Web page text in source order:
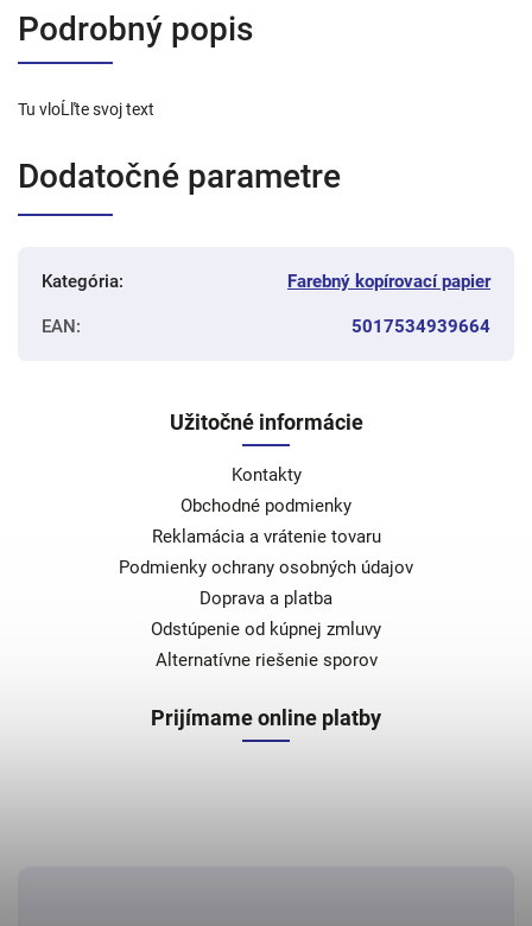
Podrobný popis
Tu vloĹľte svoj text
Dodatočné parametre
Kategória: Farebný kopírovací papier
EAN: 5017534939664
Užitočné informácie
Kontakty
Obchodné podmienky
Reklamácia a vrátenie tovaru
Podmienky ochrany osobných údajov
Doprava a platba
Odstúpenie od kúpnej zmluvy
Alternatívne riešenie sporov
Prijímame online platby